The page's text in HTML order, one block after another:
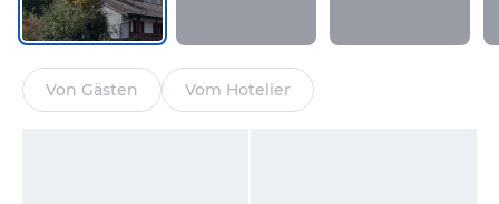
Von Gästen Vom Hotelier